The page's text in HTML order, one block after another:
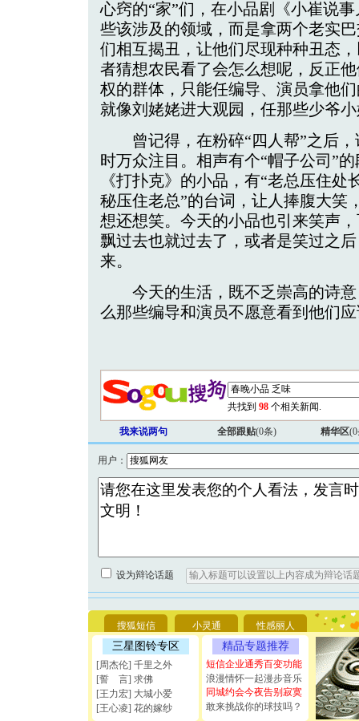
心窍的“家”们，在小品剧《小崔说
些该涉及的领域，而是拿两个老实
们相互揭丑，让他们尽现种种丑态
者猜想农民看了会怎么想呢，反正
权的群体，只能任编导、演员拿他
就像刘姥姥进大观园，任那些少爷
曾记得，在粉碎“四人帮”之后，
时万众注目。相声有个“帽子公司”
《打扑克》的小品，有“老总压住
秘压住老总”的台词，让人捧腹大笑
想还想笑。今天的小品也引来笑声
飘过去也就过去了，或者是笑过之
来。
今天的生活，既不乏崇高的诗意
么那些编导和演员不愿意看到他们
共找到 98 个相关新闻.
我来说两句 全部跟贴(0条) 精华区(0
用户：
设为辩论话题
搜狐短信 小灵通 性感丽人
三星图铃专区
[周杰伦] 千里之外
[誓 言] 求佛
[王力宏] 大城小爱
[王心凌] 花的嫁纱
精品专题推荐
短信企业通秀百变功能
浪漫情怀一起漫步音乐
同城约会今夜告别寂寞
敢来挑战你的球技吗？
要平安！
[圣诞节]
天都要快
[圣诞节]
如意,快
[元旦]看
断电。爱
你是我专
[元旦]如
起；二是